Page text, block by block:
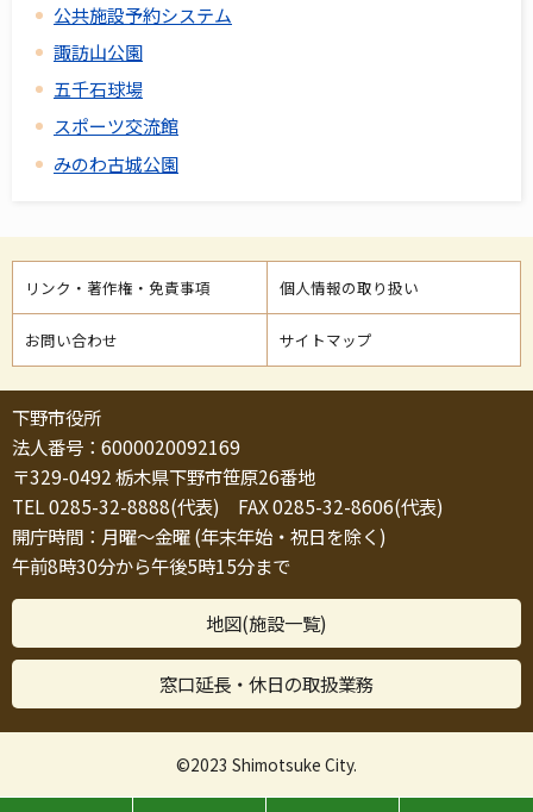
公共施設予約システム
諏訪山公園
五千石球場
スポーツ交流館
みのわ古城公園
リンク・著作権・免責事項 個人情報の取り扱い
お問い合わせ サイトマップ
下野市役所
法人番号：6000020092169
〒329-0492 栃木県下野市笹原26番地
TEL 0285-32-8888(代表) FAX 0285-32-8606(代表)
開庁時間：月曜～金曜 (年末年始・祝日を除く)
午前8時30分から午後5時15分まで
地図(施設一覧)
窓口延長・休日の取扱業務
©2023 Shimotsuke City.